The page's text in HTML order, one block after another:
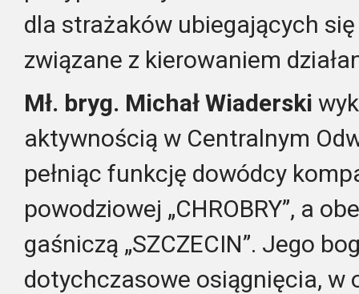
dla strażaków ubiegających
związane z kierowaniem
Mł. bryg. Michał Wiaderski
aktywnością w Centralnym
pełniąc funkcję dowódcy
powodziowej „CHROBRY”, a
gaśniczą „SZCZECIN”. Jego
dotychczasowe osiągnięcia, w